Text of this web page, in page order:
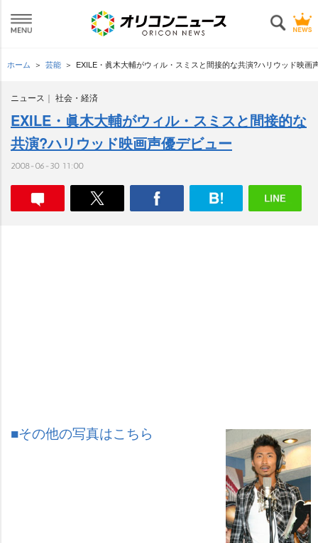
ホーム 芸能 EXILE・眞木大輔がウィル・スミスと間接的な共演?ハリウッド映画
ニュース 社会・経済
EXILE・眞木大輔がウィル・スミスと間接的な
共演?ハリウッド映画声優デビュー
2008-06-30 11:00
■その他の写真はこちら